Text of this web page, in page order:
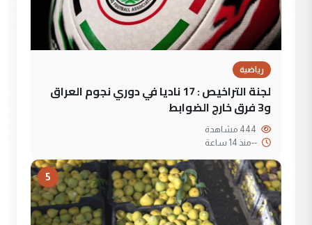
رياضية
لجنة التراخيص : 17 ناديا في دوري نجوم العراق
و3 فرق خارج الضوابط
--منذ 14 ساعة
5